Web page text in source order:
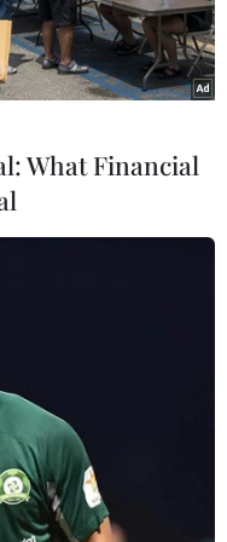
tư liệu: AFP/TTXVN)
cho biết
2024 là phát
đồng thời sẽ
độc đáo: đa
What Financial